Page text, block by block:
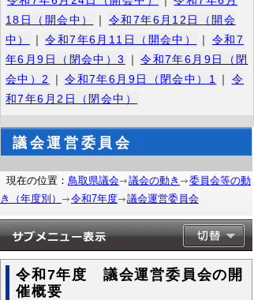
18日（開会中）
｜
令和7年6月12日（開会
中）
｜ 令和7年6月11日（開会中） ｜
令和7
年6月9日（閉会中）3
｜ 令和7年6月9日（閉
会中）2
｜ 令和7年6月9日（閉会中）1 ｜
令
和7年6月2日（閉会中）
議会運営委員会
現在の位置： 鳥取県議会 議会の動き
委員会等の動
き（年度別）
令和7年度 議会運営委員会
令和7年度 議会運営委員会の開
催概要